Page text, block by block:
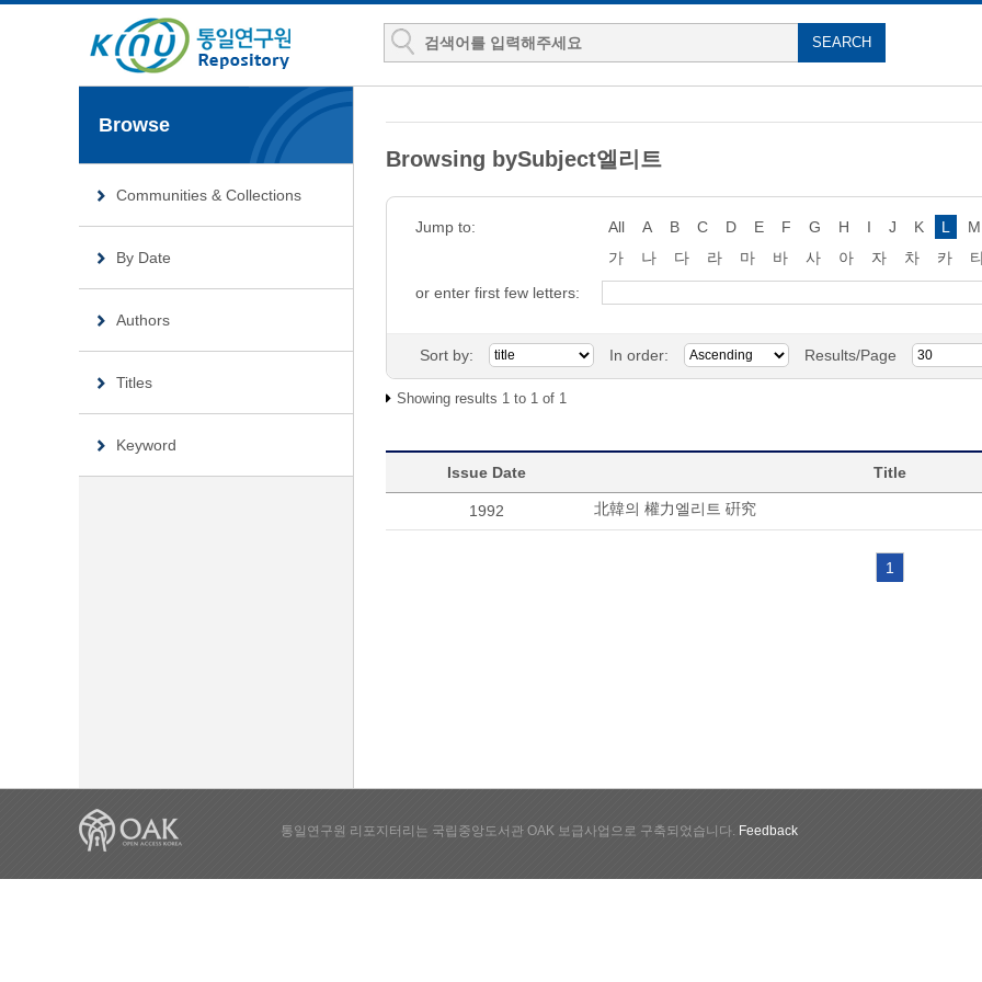
Browse
Communities & Collections
By Date
Authors
Titles
Keyword
Browsing bySubject엘리트
Jump to: All A B C D E F G H I J K L M
가
나 다 라 마 바 사 아 자 차 카
or enter first few letters:
Sort by: In order: Results/Page
Showing results 1 to 1 of 1
Issue Date Title
1992 北韓의 權力엘리트 硏究
1
통일연구원 리포지터리는 국립중앙도서관 OAK 보급사업으로 구축되었습니다. Feedback